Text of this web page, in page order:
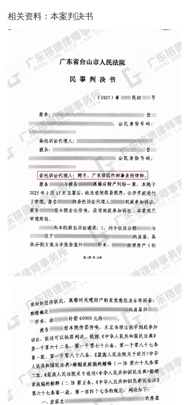
相关资料：本案判决书